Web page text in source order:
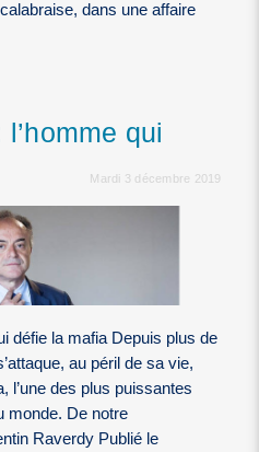
dans une affaire
qui
Mardi 3 décembre 2019
défie la mafia ​​​​​​ Depuis plus de
au péril de sa vie,
l’une des plus puissantes
monde. De notre
Raverdy Publié le